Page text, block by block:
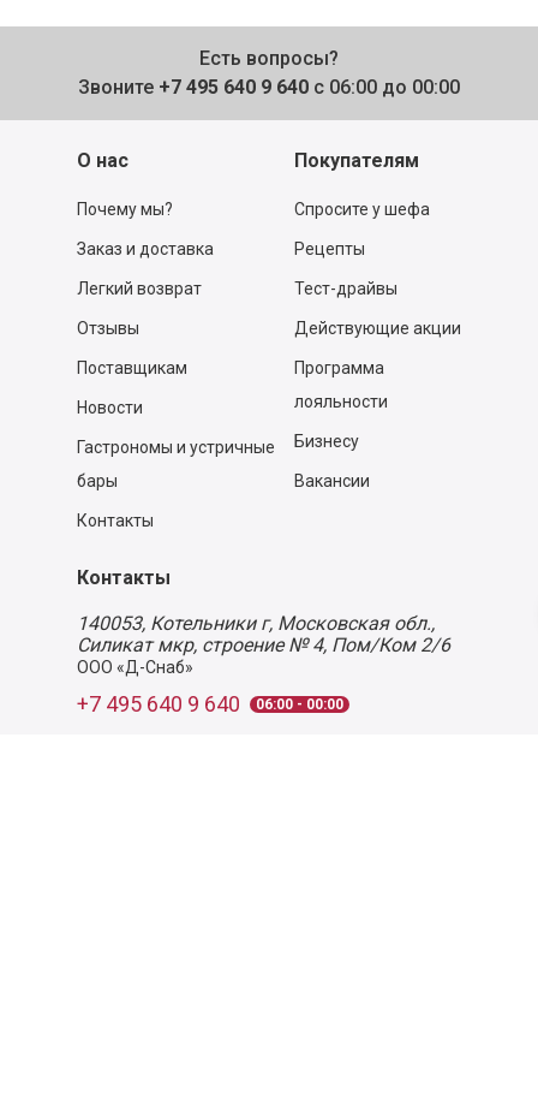
Есть вопросы?
Звоните +7 495 640 9 640 с 06:00 до 00:00
О нас
Почему мы?
Заказ и доставка
Легкий возврат
Отзывы
Поставщикам
Новости
Гастрономы и устричные
бары
Контакты
Покупателям
Спросите у шефа
Рецепты
Тест-драйвы
Действующие акции
Программа
лояльности
Бизнесу
Вакансии
Контакты
140053, Котельники г, Московская обл.,
Силикат мкр, строение № 4, Пом/Ком 2/6
ООО «Д-Снаб»
+7 495 640 9 640 06:00 - 00:00